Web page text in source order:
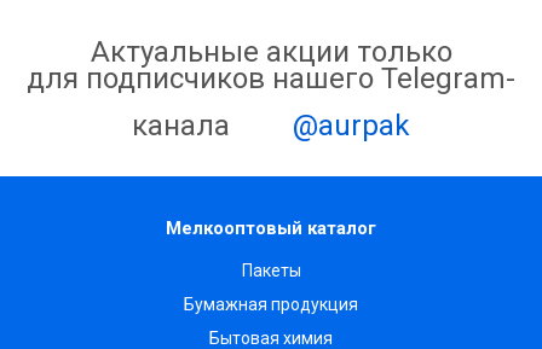
Актуальные акции только
для подписчиков нашего Telegram-
канала
@aurpak
Мелкооптовый каталог
Пакеты
Бумажная продукция
Бытовая химия